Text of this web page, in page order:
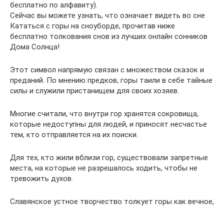
бесплатно по алфавиту).
Сейчас вы можете узнать, что означает видеть во сне
Кататься с горы на сноуборде, прочитав ниже
бесплатно толкования снов из лучших онлайн сонников
Дома Солнца!
Этот символ напрямую связан с множеством сказок и
преданий. По мнению предков, горы таили в себе тайные
силы и служили пристанищем для своих хозяев.
Многие считали, что внутри гор хранятся сокровища,
которые недоступны для людей, и приносят несчастье
тем, кто отправляется на их поиски.
Для тех, кто жили вблизи гор, существовали запретные
места, на которые не разрешалось ходить, чтобы не
тревожить духов.
Славянское устное творчество толкует горы как вечное,